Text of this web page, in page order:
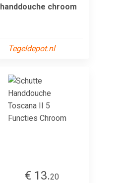
handdouche chroom
Tegeldepot.nl
€ 13.20